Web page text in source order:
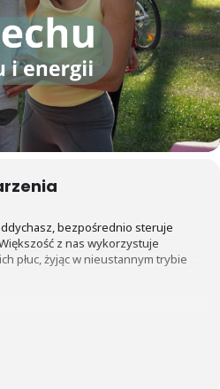
bezpośrednio steruje
z nas wykorzystuje
płuc, żyjąc w nieustannym trybie
z trybu stresu do trybu życia.
w jodze z naukowym